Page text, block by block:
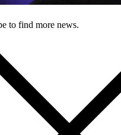
to find more news.